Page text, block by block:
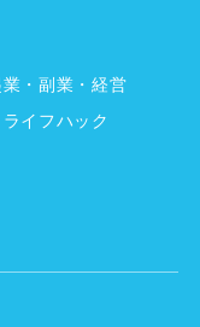
・副業・経営
イフハック